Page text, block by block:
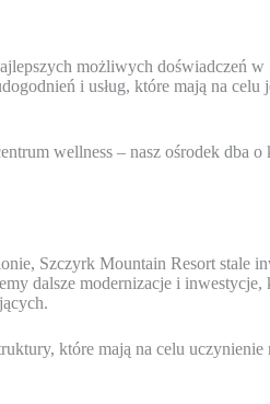
możliwych doświadczeń
i usług, które mają na celu
wellness – nasz ośrodek dba
Szczyrk Mountain Resort stale
dalsze modernizacje i
które mają na celu uczynienie